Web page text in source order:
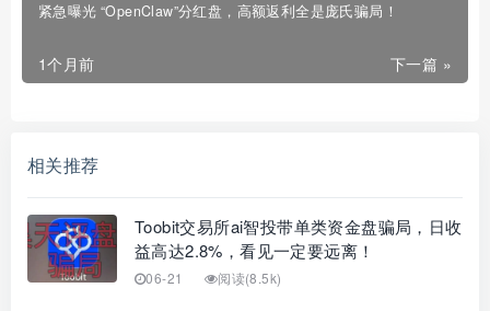
紧急曝光 “OpenClaw”分红盘，高额返利全是庞氏骗局！
下一篇 »
1个月前
相关推荐
Toobit交易所ai智投带单类资金盘骗局，日收
益高达2.8%，看见一定要远离！
06-21 阅读(8.5k)